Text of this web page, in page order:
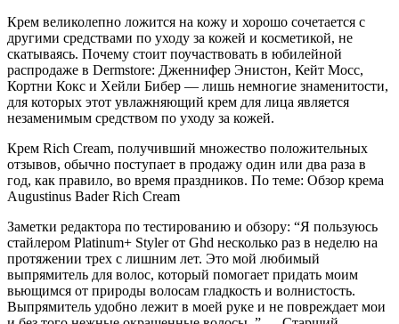
Крем великолепно ложится на кожу и хорошо сочетается с
другими средствами по уходу за кожей и косметикой, не
скатываясь. Почему стоит поучаствовать в юбилейной
распродаже в Dermstore: Дженнифер Энистон, Кейт Мосс,
Кортни Кокс и Хейли Бибер — лишь немногие знаменитости,
для которых этот увлажняющий крем для лица является
незаменимым средством по уходу за кожей.
Крем Rich Cream, получивший множество положительных
отзывов, обычно поступает в продажу один или два раза в
год, как правило, во время праздников. По теме: Обзор крема
Augustinus Bader Rich Cream
Заметки редактора по тестированию и обзору: “Я пользуюсь
стайлером Platinum+ Styler от Ghd несколько раз в неделю на
протяжении трех с лишним лет. Это мой любимый
выпрямитель для волос, который помогает придать моим
вьющимся от природы волосам гладкость и волнистость.
Выпрямитель удобно лежит в моей руке и не повреждает мои